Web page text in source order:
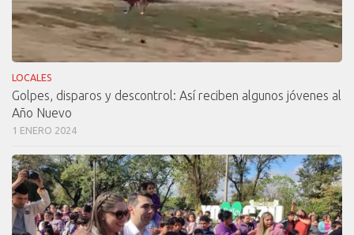
LOCALES
Golpes, disparos y descontrol: Así reciben algunos jóvenes al
Año Nuevo
1 ENERO 2024